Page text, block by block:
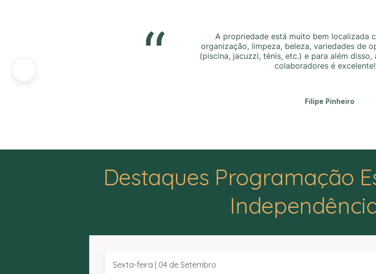
“
A propriedade está muito bem localizada
organização, limpeza, beleza, variedades de
(piscina, jacuzzi, ténis, etc.) e para além
colaboradores é
Filipe Pinheiro
Destaques Programação
Sexta-feira | 04 de Setembro